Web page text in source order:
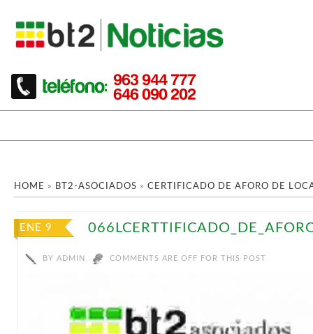
HOME » BT2-ASOCIADOS » CERTIFICADO DE AFORO DE
ENE 9
BY ADMIN COMMENTS ARE OFF FOR THIS POST